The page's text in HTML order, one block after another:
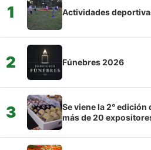
1 Actividades
2 Fúnebres 2026
3
Se viene la 2°
más de 20